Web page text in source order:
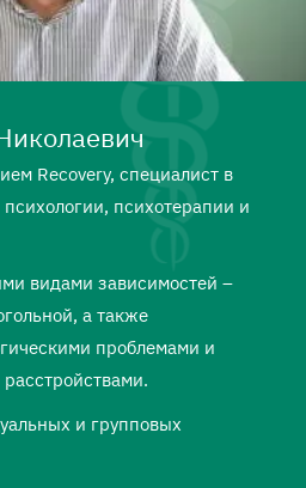
Recovery, специалист в
психотерапии и
видами зависимостей –
а также
проблемами и
и групповых